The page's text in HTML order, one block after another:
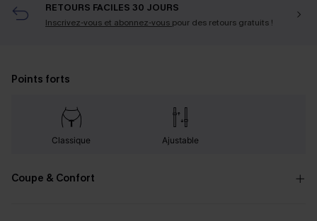
RETOURS FACILES 30 JOURS
Inscrivez-vous et abonnez-vous pour des retours gratuits !
Points forts
Classique Ajustable
Coupe & Confort